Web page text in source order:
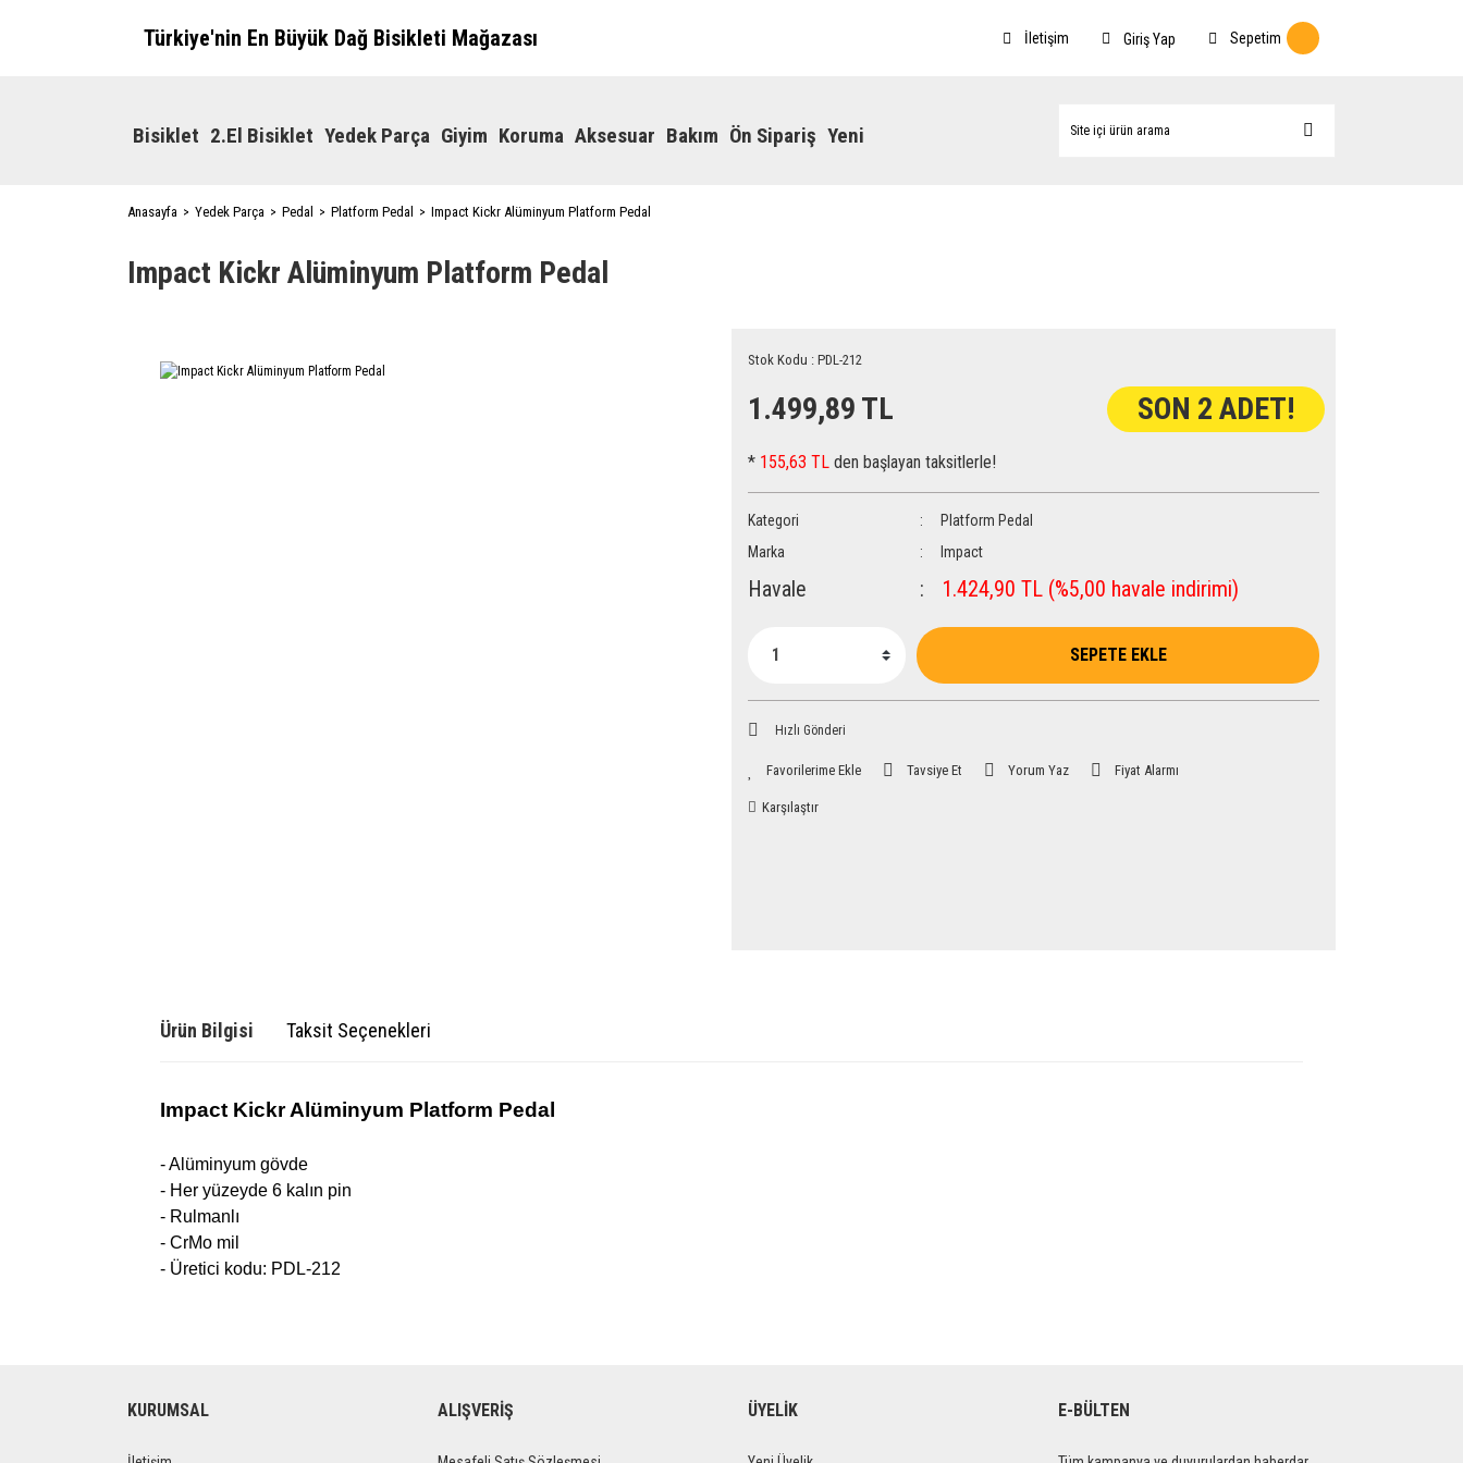
Türkiye'nin En Büyük Dağ Bisikleti Mağazası İletişim Giriş Yap Sepetim
Bisiklet 2.El Bisiklet Yedek Parça Giyim Koruma Aksesuar Bakım Ön Sipariş Yeni
Anasayfa Yedek Parça Pedal Platform Pedal Impact Kickr Alüminyum Platform Pedal
Impact Kickr Alüminyum Platform Pedal
Stok Kodu : PDL-212
1.499,89 TL SON 2 ADET!
* 155,63 TL den başlayan taksitlerle!
Kategori
Platform Pedal
Marka
Impact
Havale 1.424,90 TL (%5,00 havale indirimi)
SEPETE EKLE
Hızlı Gönderi
Tavsiye Et Yorum Yaz Fiyat Alarmı
Karşılaştır
Ürün Bilgisi Taksit Seçenekleri
Impact Kickr Alüminyum Platform Pedal
- Alüminyum gövde
- Her yüzeyde 6 kalın pin
- Rulmanlı
- CrMo mil
- Üretici kodu: PDL-212
KURUMSAL ALIŞVERİŞ ÜYELİK E-BÜLTEN